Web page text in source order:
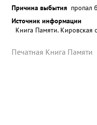
Причина выбытия пропал
Источник информации
Книга Памяти. Кировская
Печатная Книга Памяти